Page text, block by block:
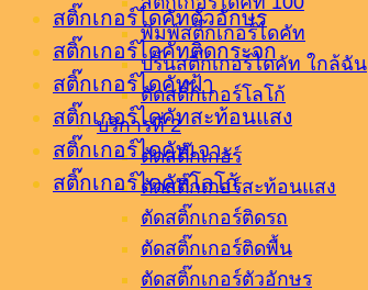
พิมพ์สติ๊กเกอร์ไดคัท
ปริ้นสติ๊กเกอร์ไดคัท ใกล้ฉัน
ตัดสติ๊กเกอร์โลโก้
บริการที่ 2
ตัดสติ๊กเกอร์
ตัดสติ๊กเกอร์สะท้อนแสง
ตัดสติ๊กเกอร์ติดรถ
ตัดสติ๊กเกอร์ติดพื้น
ตัดสติ๊กเกอร์ตัวอักษร
สติ๊กเกอร์ไดคัทตัวอักษร
สติ๊กเกอร์ไดคัทติดกระจก
สติ๊กเกอร์ไดคัทฝ้า
สติ๊กเกอร์ไดคัทสะท้อนแสง
สติ๊กเกอร์ไดคัทเจาะ
สติ๊กเกอร์ไดคัทโลโก้